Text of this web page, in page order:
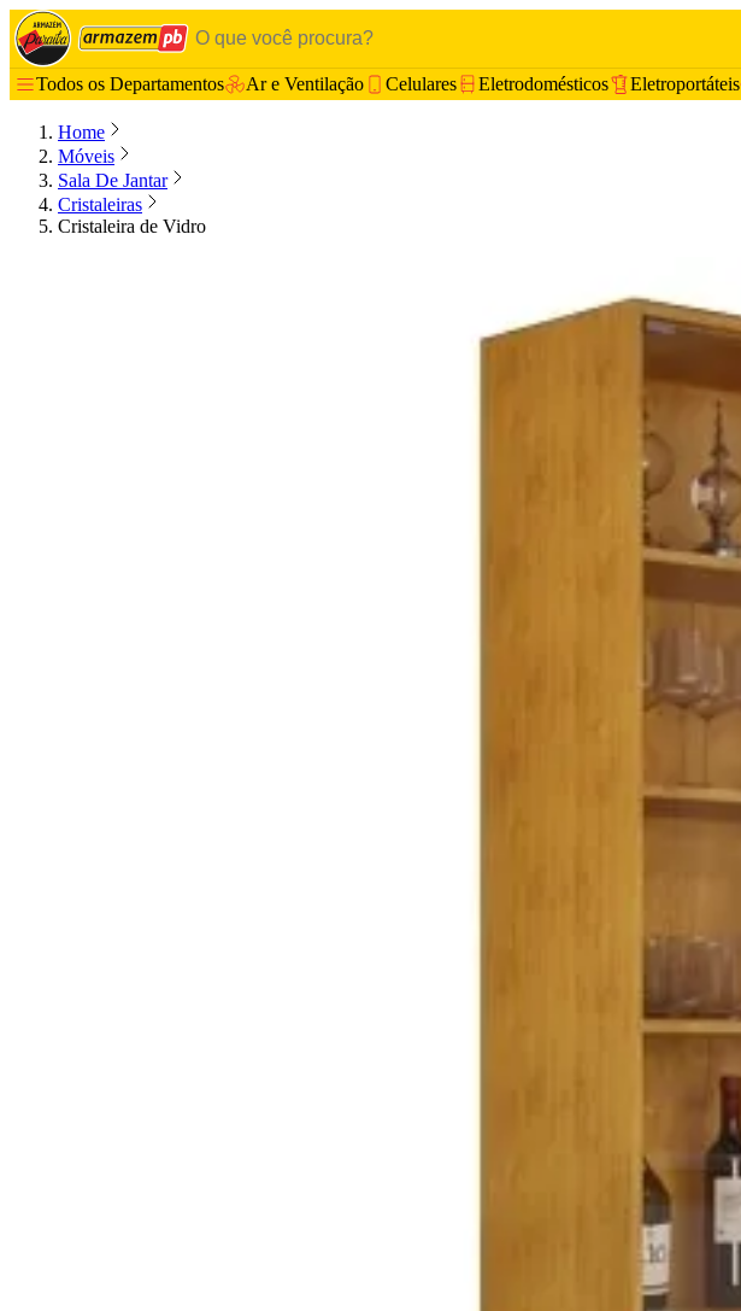
Todos os Departamentos Ar e Ventilação Celulares Eletrodomésticos Eletroportáteis
Home
Móveis
Sala De Jantar
Cristaleiras
Cristaleira de Vidro